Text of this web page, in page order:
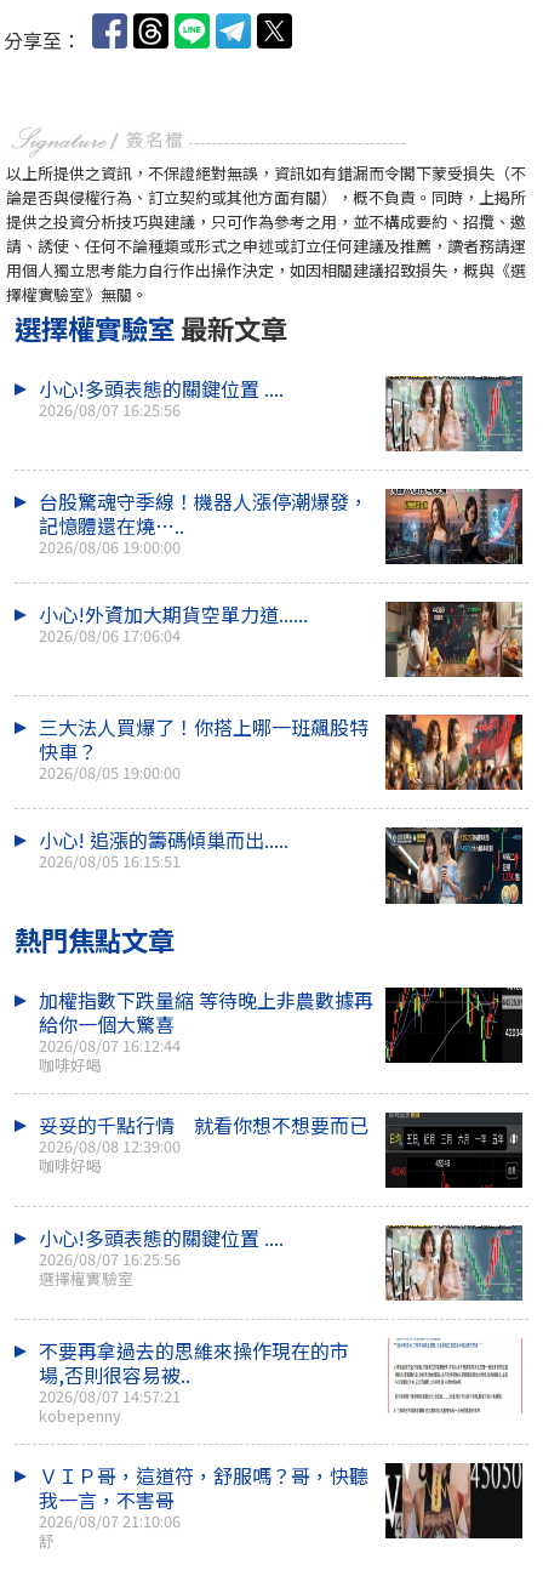
分享至：
以上所提供之資訊，不保證絕對無誤，資訊如有錯漏而令閣下蒙受損失（不
論是否與侵權行為、訂立契約或其他方面有關），概不負責。同時，上揭所
提供之投資分析技巧與建議，只可作為參考之用，並不構成要約、招攬、邀
請、誘使、任何不論種類或形式之申述或訂立任何建議及推薦，讀者務請運
用個人獨立思考能力自行作出操作決定，如因相關建議招致損失，概與《選
擇權實驗室》無關。
選擇權實驗室 最新文章
小心!多頭表態的關鍵位置 ....
2026/08/07 16:25:56
台股驚魂守季線！機器人漲停潮爆發，
記憶體還在燒…..
2026/08/06 19:00:00
小心!外資加大期貨空單力道......
2026/08/06 17:06:04
三大法人買爆了！你搭上哪一班飆股特
快車？
2026/08/05 19:00:00
小心! 追漲的籌碼傾巢而出.....
2026/08/05 16:15:51
熱門焦點文章
加權指數下跌量縮 等待晚上非農數據再
給你一個大驚喜
2026/08/07 16:12:44
咖啡好喝
妥妥的千點行情 就看你想不想要而已
2026/08/08 12:39:00
咖啡好喝
小心!多頭表態的關鍵位置 ....
2026/08/07 16:25:56
選擇權實驗室
不要再拿過去的思維來操作現在的市
場,否則很容易被..
2026/08/07 14:57:21
kobepenny
ＶＩＰ哥，這道符，舒服嗎？哥，快聽
我一言，不害哥
2026/08/07 21:10:06
舒